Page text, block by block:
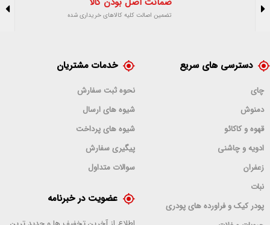
تضمین اصالت کلیه کالاهای خریداری شده
دسترسی های سریع
چای
دمنوش
قهوه و کاکائو
ادویه و چاشنی
زعفران
نبات
پودر کیک و فراورده های پودری
خدمات مشتریان
نحوه ثبت سفارش
شیوه های ارسال
شیوه های پرداخت
پیگیری سفارش
سوالات متداول
عضویت در خبرنامه